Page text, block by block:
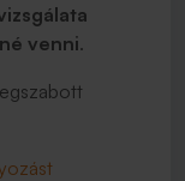
venni.